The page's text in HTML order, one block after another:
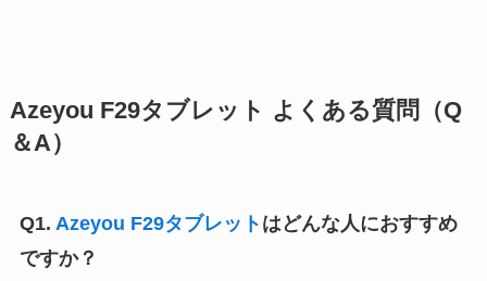
Azeyou F29タブレット よくある質問（Q
＆A）
Q1. Azeyou F29タブレット はどんな人におすすめ
ですか？